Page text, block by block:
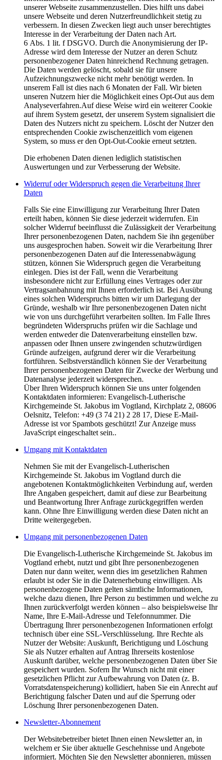
unserer Webseite zusammenzustellen. Dies hilft uns dabei
unsere Webseite und deren Nutzerfreundlichkeit stetig zu
verbessern. In diesen Zwecken liegt auch unser berechtigtes
Interesse in der Verarbeitung der Daten nach Art.
6 Abs. 1 lit. f DSGVO. Durch die Anonymisierung der IP-
Adresse wird dem Interesse der Nutzer an deren Schutz
personenbezogener Daten hinreichend Rechnung getragen.
Die Daten werden gelöscht, sobald sie für unsere
Aufzeichnungszwecke nicht mehr benötigt werden. In
unserem Fall ist dies nach 6 Monaten der Fall. Wir bieten
unseren Nutzern hier die Möglichkeit eines Opt-Out aus dem
Analyseverfahren.Auf diese Weise wird ein weiterer Cookie
auf ihrem System gesetzt, der unserem System signalisiert die
Daten des Nutzers nicht zu speichern. Löscht der Nutzer den
entsprechenden Cookie zwischenzeitlich vom eigenen
System, so muss er den Opt-Out-Cookie erneut setzten.
Die erhobenen Daten dienen lediglich statistischen
Auswertungen und zur Verbesserung der Website.
Widerruf oder Widerspruch gegen die Verarbeitung Ihrer
Daten
Falls Sie eine Einwilligung zur Verarbeitung Ihrer Daten
erteilt haben, können Sie diese jederzeit widerrufen. Ein
solcher Widerruf beeinflusst die Zulässigkeit der Verarbeitung
Ihrer personenbezogenen Daten, nachdem Sie ihn gegenüber
uns ausgesprochen haben. Soweit wir die Verarbeitung Ihrer
personenbezogenen Daten auf die Interessenabwägung
stützen, können Sie Widerspruch gegen die Verarbeitung
einlegen. Dies ist der Fall, wenn die Verarbeitung
insbesondere nicht zur Erfüllung eines Vertrages oder zur
Vertragsanbahnung mit Ihnen erforderlich ist. Bei Ausübung
eines solchen Widerspruchs bitten wir um Darlegung der
Gründe, weshalb wir Ihre personenbezogenen Daten nicht
wie von uns durchgeführt verarbeiten sollten. Im Falle Ihres
begründeten Widerspruchs prüfen wir die Sachlage und
werden entweder die Datenverarbeitung einstellen bzw.
anpassen oder Ihnen unsere zwingenden schutzwürdigen
Gründe aufzeigen, aufgrund derer wir die Verarbeitung
fortführen. Selbstverständlich können Sie der Verarbeitung
Ihrer personenbezogenen Daten für Zwecke der Werbung und
Datenanalyse jederzeit widersprechen.
Über Ihren Widerspruch können Sie uns unter folgenden
Kontaktdaten informieren: Evangelisch-Lutherische
Kirchgemeinde St. Jakobus im Vogtland, Kirchplatz 2, 08606
Oelsnitz, Telefon: +49 (3 74 21) 2 28 17, Diese E-Mail-
Adresse ist vor Spambots geschützt! Zur Anzeige muss
JavaScript eingeschaltet sein..
Umgang mit Kontaktdaten
Nehmen Sie mit der Evangelisch-Lutherischen
Kirchgemeinde St. Jakobus im Vogtland durch die
angebotenen Kontaktmöglichkeiten Verbindung auf, werden
Ihre Angaben gespeichert, damit auf diese zur Bearbeitung
und Beantwortung Ihrer Anfrage zurückgegriffen werden
kann. Ohne Ihre Einwilligung werden diese Daten nicht an
Dritte weitergegeben.
Umgang mit personenbezogenen Daten
Die Evangelisch-Lutherische Kirchgemeinde St. Jakobus im
Vogtland erhebt, nutzt und gibt Ihre personenbezogenen
Daten nur dann weiter, wenn dies im gesetzlichen Rahmen
erlaubt ist oder Sie in die Datenerhebung einwilligen. Als
personenbezogene Daten gelten sämtliche Informationen,
welche dazu dienen, Ihre Person zu bestimmen und welche zu
Ihnen zurückverfolgt werden können – also beispielsweise Ihr
Name, Ihre E-Mail-Adresse und Telefonnummer. Die
Übertragung Ihrer personenbezogenen Informationen erfolgt
technisch über eine SSL-Verschlüsselung. Ihre Rechte als
Nutzer der Website: Auskunft, Berichtigung und Löschung
Sie als Nutzer erhalten auf Antrag Ihrerseits kostenlose
Auskunft darüber, welche personenbezogenen Daten über Sie
gespeichert wurden. Sofern Ihr Wunsch nicht mit einer
gesetzlichen Pflicht zur Aufbewahrung von Daten (z. B.
Vorratsdatenspeicherung) kollidiert, haben Sie ein Anrecht auf
Berichtigung falscher Daten und auf die Sperrung oder
Löschung Ihrer personenbezogenen Daten.
Newsletter-Abonnement
Der Websitebetreiber bietet Ihnen einen Newsletter an, in
welchem er Sie über aktuelle Geschehnisse und Angebote
informiert. Möchten Sie den Newsletter abonnieren, müssen